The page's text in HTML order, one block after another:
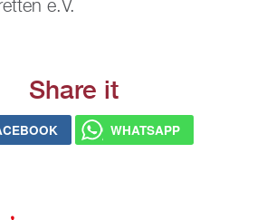
e.V.
Share it
WHATS­APP